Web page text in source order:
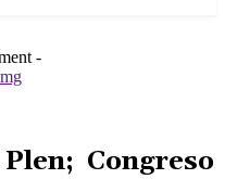
-
Congreso